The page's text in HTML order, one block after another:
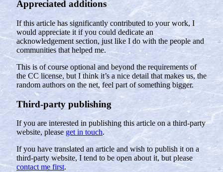
Appreciated additions
If this article has significantly contributed to your work, I
would appreciate it if you could dedicate an
acknowledgement section, just like I do with the people and
communities that helped me.
This is of course optional and beyond the requirements of
the CC license, but I think it’s a nice detail that makes us, the
random authors on the net, feel part of something bigger.
Third-party publishing
If you are interested in publishing this article on a third-party
website, please get in touch.
If you have translated an article and wish to publish it on a
third-party website, I tend to be open about it, but please
contact me first.